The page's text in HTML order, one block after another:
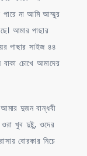
না আমি আম্মুর
আমার পাছার
পাছার সাইজ ৪৪
বাকা চোখে আমাদের
দুজন বান্ধবী
খুব দুষ্টু, ওদের
বোরকার নিচে